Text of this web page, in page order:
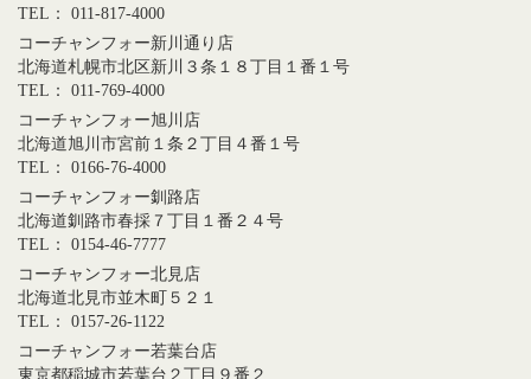
TEL： 011-817-4000
コーチャンフォー新川通り店
北海道札幌市北区新川３条１８丁目１番１号
TEL： 011-769-4000
コーチャンフォー旭川店
北海道旭川市宮前１条２丁目４番１号
TEL： 0166-76-4000
コーチャンフォー釧路店
北海道釧路市春採７丁目１番２４号
TEL： 0154-46-7777
コーチャンフォー北見店
北海道北見市並木町５２１
TEL： 0157-26-1122
コーチャンフォー若葉台店
東京都稲城市若葉台２丁目９番２